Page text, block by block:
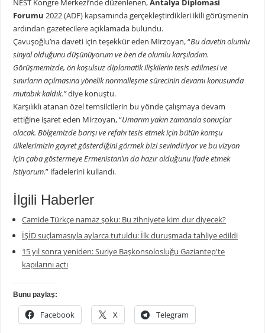
NEST Kongre Merkezi’nde düzenlenen,Antalya Diplomasi
Forumu2022 (ADF) kapsamında gerçekleştirdikleri ikili görüşmenin
ardından gazetecilere açıklamada bulundu.
Çavuşoğlu’na daveti için teşekkür eden Mirzoyan, “Bu davetin olumlu
sinyal olduğunu düşünüyorum ve ben de olumlu karşıladım.
Görüşmemizde, ön koşulsuz diplomatik ilişkilerin tesis edilmesi ve
sınırların açılmasına yönelik normalleşme sürecinin devamı konusunda
mutabık kaldık.”diye konuştu.
Karşılıklı atanan özel temsilcilerin bu yönde çalışmaya devam
ettiğine işaret eden Mirzoyan, “Umarım yakın zamanda sonuçlar
olacak. Bölgemizde barışı ve refahı tesis etmek için bütün komşu
ülkelerimizin gayret gösterdiğini görmek bizi sevindiriyor ve bu vizyon
için çaba göstermeye Ermenistan’ın da hazır olduğunu ifade etmek
istiyorum.” ifadelerini kullandı.
İlgili Haberler
Camide Türkçe namaz şoku: Bu zihniyete kim dur diyecek?
İŞİD suçlamasıyla aylarca tutuldu: İlk duruşmada tahliye edildi
15 yıl sonra yeniden: Suriye Başkonsolosluğu Gaziantep'te
kapılarını açtı
Bunu paylaş:
Facebook X Telegram